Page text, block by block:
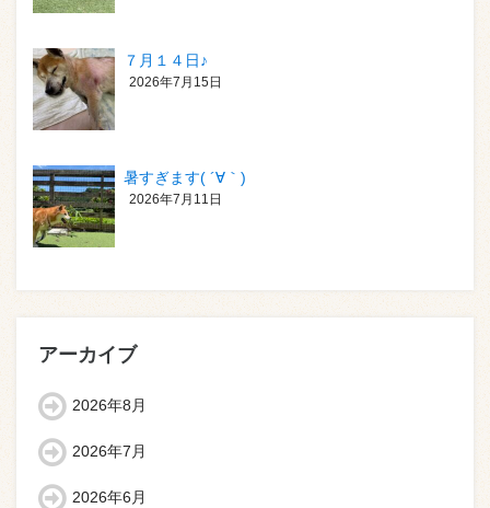
７月１４日♪
2026年7月15日
暑すぎます( ´∀｀)
2026年7月11日
アーカイブ
2026年8月
2026年7月
2026年6月